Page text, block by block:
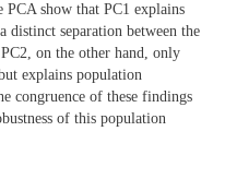
show that PC1 explains
separation between the
on the other hand, only
explains population
congruence of these findings
of this population